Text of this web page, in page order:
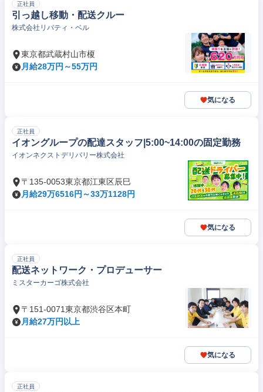
正社員
引っ越し移動・配送クルー
株式会社リバティ・ベル
東京都武蔵村山市榎
月給28万円～55万円
気になる
正社員
イオングループの配達スタッフ|5:00~14:00の固定勤務
イオンネクストデリバリー株式会社
〒135-0053東京都江東区辰巳
月給29万6516円～33万1128円
気になる
正社員
配送ネットワーク・プロデューサー
ミスターカーゴ株式会社
〒151-0071東京都渋谷区本町
月給27万円以上
気になる
正社員